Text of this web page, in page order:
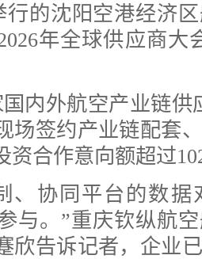
行的沈阳空港经济
年全球供应商大
外航空产业链供
场签约产业链配套
资合作意向额超过
协同平台的数据
与。”重庆钦纵航
欣告诉记者，企业